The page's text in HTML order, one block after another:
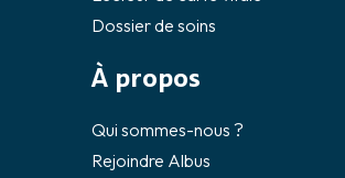
À propos
Qui sommes-nous ?
Rejoindre Albus
Dossier de soins